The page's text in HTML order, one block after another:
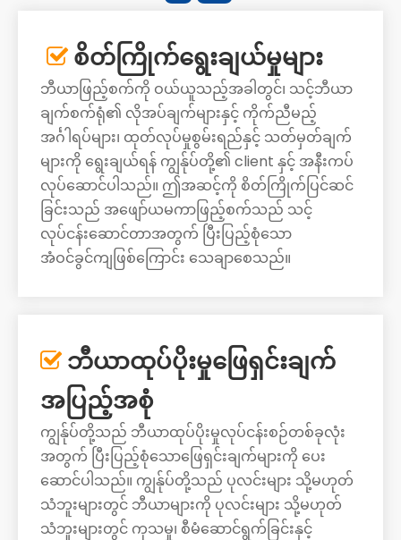
 စိတ်ကြိုက်ရွေးချယ်မှုများ
ဘီယာဖြည့်စက်ကို ဝယ်ယူသည့်အခါတွင်၊ သင့်ဘီယာ
ချက်စက်ရုံ၏ လိုအပ်ချက်များနှင့် ကိုက်ညီမည့်
အင်္ဂါရပ်များ၊ ထုတ်လုပ်မှုစွမ်းရည်နှင့် သတ်မှတ်ချက်
များကို ရွေးချယ်ရန် ကျွန်ုပ်တို့၏ client နှင့် အနီးကပ်
လုပ်ဆောင်ပါသည်။ ဤအဆင့်ကို စိတ်ကြိုက်ပြင်ဆင်
ခြင်းသည် အဖျော်ယမကာဖြည့်စက်သည် သင့်
လုပ်ငန်းဆောင်တာအတွက် ပြီးပြည့်စုံသော
အံဝင်ခွင်ကျဖြစ်ကြောင်း သေချာစေသည်။
 ဘီယာထုပ်ပိုးမှုဖြေရှင်းချက်
အပြည့်အစုံ
ကျွန်ုပ်တို့သည် ဘီယာထုပ်ပိုးမှုလုပ်ငန်းစဉ်တစ်ခုလုံး
အတွက် ပြီးပြည့်စုံသောဖြေရှင်းချက်များကို ပေး
ဆောင်ပါသည်။ ကျွန်ုပ်တို့သည် ပုလင်းများ သို့မဟုတ်
သံဘူးများတွင် ဘီယာများကို ပုလင်းများ သို့မဟုတ်
သံဘူးများတွင် ကုသမှု၊ စီမံဆောင်ရွက်ခြင်းနှင့်